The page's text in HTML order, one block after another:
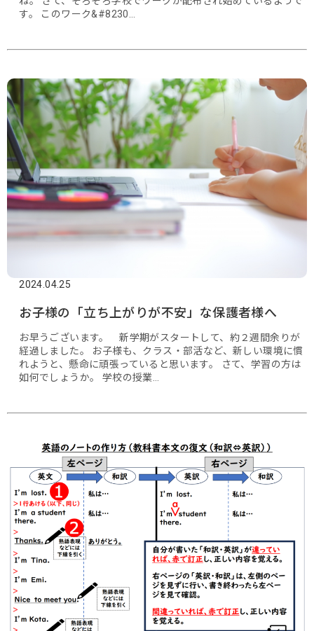
す。 このワーク&#8230…
2024.04.25
お子様の「立ち上がりが不安」な保護者様へ
お早うございます。 新学期がスタートして、約２週間余りが
経過しました。 お子様も、クラス・部活など、新しい環境に慣
れようと、懸命に頑張っていると思います。 さて、学習の方は
如何でしょうか。 学校の授業…